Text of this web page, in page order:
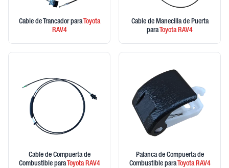
Cable de Trancador para Toyota
RAV4
Cable de Manecilla de Puerta
para ToyotaRAV4
Cable de Compuerta de
Combustible para ToyotaRAV4
Palanca de Compuerta de
Combustible para ToyotaRAV4